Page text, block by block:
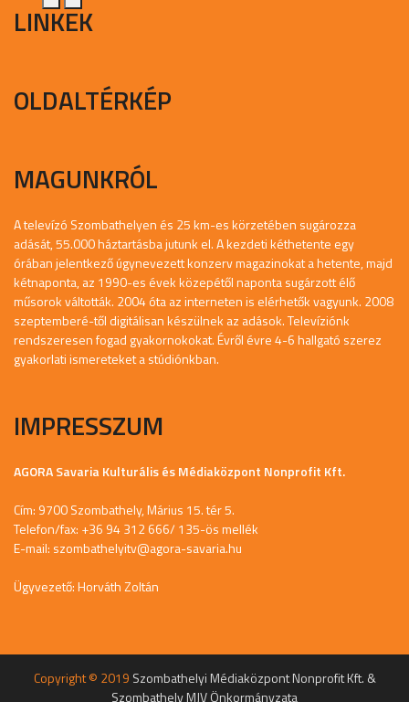
LINKEK
OLDALTÉRKÉP
MAGUNKRÓL
A televízó Szombathelyen és 25 km-es körzetében sugározza
adását, 55.000 háztartásba jutunk el. A kezdeti kéthetente egy
órában jelentkező úgynevezett konzerv magazinokat a hetente, majd
kétnaponta, az 1990-es évek közepétől naponta sugárzott élő
műsorok váltották. 2004 óta az interneten is elérhetők vagyunk. 2008
szeptemberé-től digitálisan készülnek az adások. Televíziónk
rendszeresen fogad gyakornokokat. Évről évre 4-6 hallgató szerez
gyakorlati ismereteket a stúdiónkban.
IMPRESSZUM
AGORA Savaria Kulturális és Médiaközpont Nonprofit Kft.
Cím: 9700 Szombathely, Márius 15. tér 5.
Telefon/fax: +36 94 312 666/ 135-ös mellék
E-mail: szombathelyitv@agora-savaria.hu
Ügyvezető: Horváth Zoltán
Copyright © 2019 Szombathelyi Médiaközpont Nonprofit Kft. &
Szombathely MJV Önkormányzata